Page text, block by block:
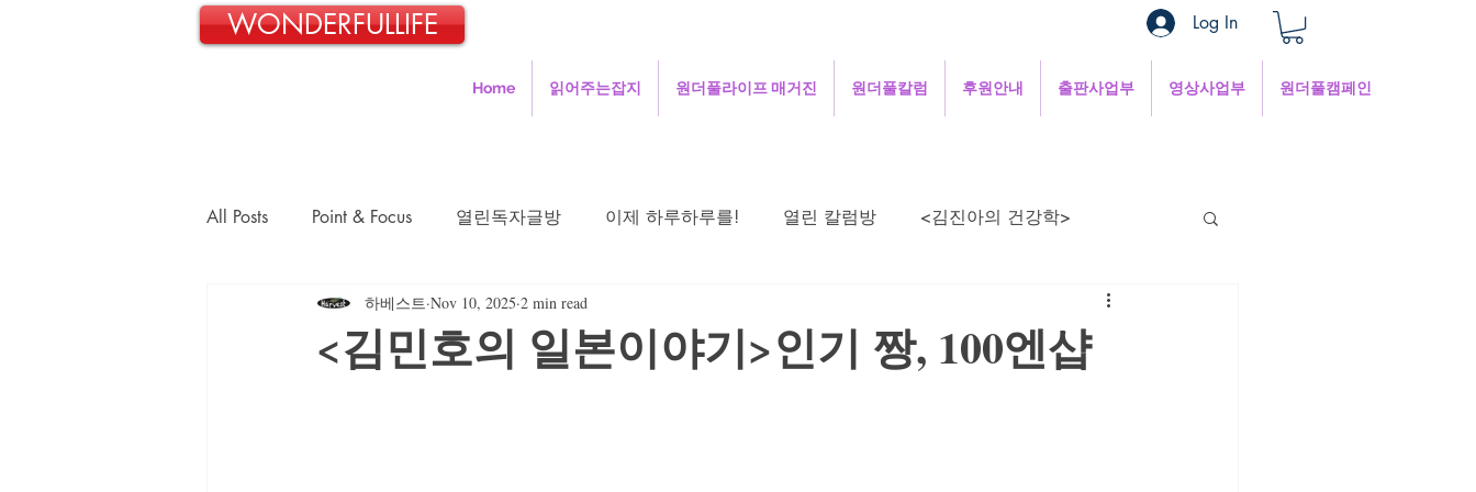
Log In
Home 읽어주는잡지 원더풀라이프 매거진 원더풀칼럼 후원안내 출판사업부 영상사업부 원더풀캠페인
WONDERFULLIFE
All Posts Point & Focus 열린독자글방 이제 하루하루를! 열린 칼럼방 <김진아의 건강학>
일본교포 김민호의 파란신호등 주성철의 세상보기 김용현의 낮은 목소리
<김민호의 일본이야기>인기 짱, 100엔샵
하베스트 Nov 10, 2025 2 min read